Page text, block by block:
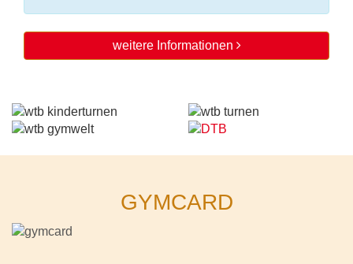
weitere Informationen
GYMCARD